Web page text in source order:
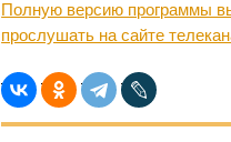
Полную версию программы
прослушать на сайте